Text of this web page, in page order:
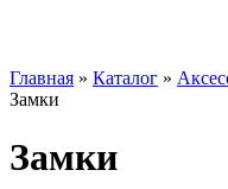
Главная » Каталог »
Замки
Замки